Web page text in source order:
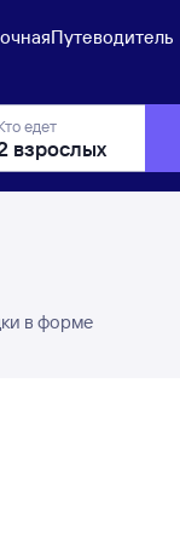
Путеводитель
едет
в форме